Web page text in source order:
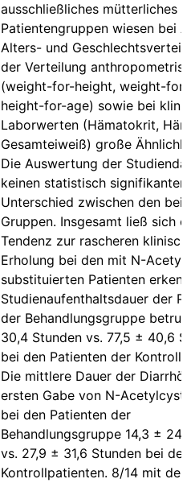
ausschließliches mütterliches
Patientengruppen wiesen bei
Alters- und
der Verteilung
(weight-for-height, weight-for-
height-for-age) sowie bei
Laborwerten (Hämatokrit,
Gesamteiweiß) große
Die Auswertung der
keinen statistisch signifikanten
Unterschied zwischen den
Gruppen. Insgesamt ließ sich
Tendenz zur rascheren
Erholung bei den mit N-
substituierten Patienten
Studienaufenthaltsdauer der
der Behandlungsgruppe
30,4 Stunden vs. 77,5 ± 40,6
bei den Patienten der
Die mittlere Dauer der Diarrhö
ersten Gabe von N-
bei den Patienten der
Behandlungsgruppe 14,3 ±
vs. 27,9 ± 31,6 Stunden bei den
Kontrollpatienten. 8/14 mit dem